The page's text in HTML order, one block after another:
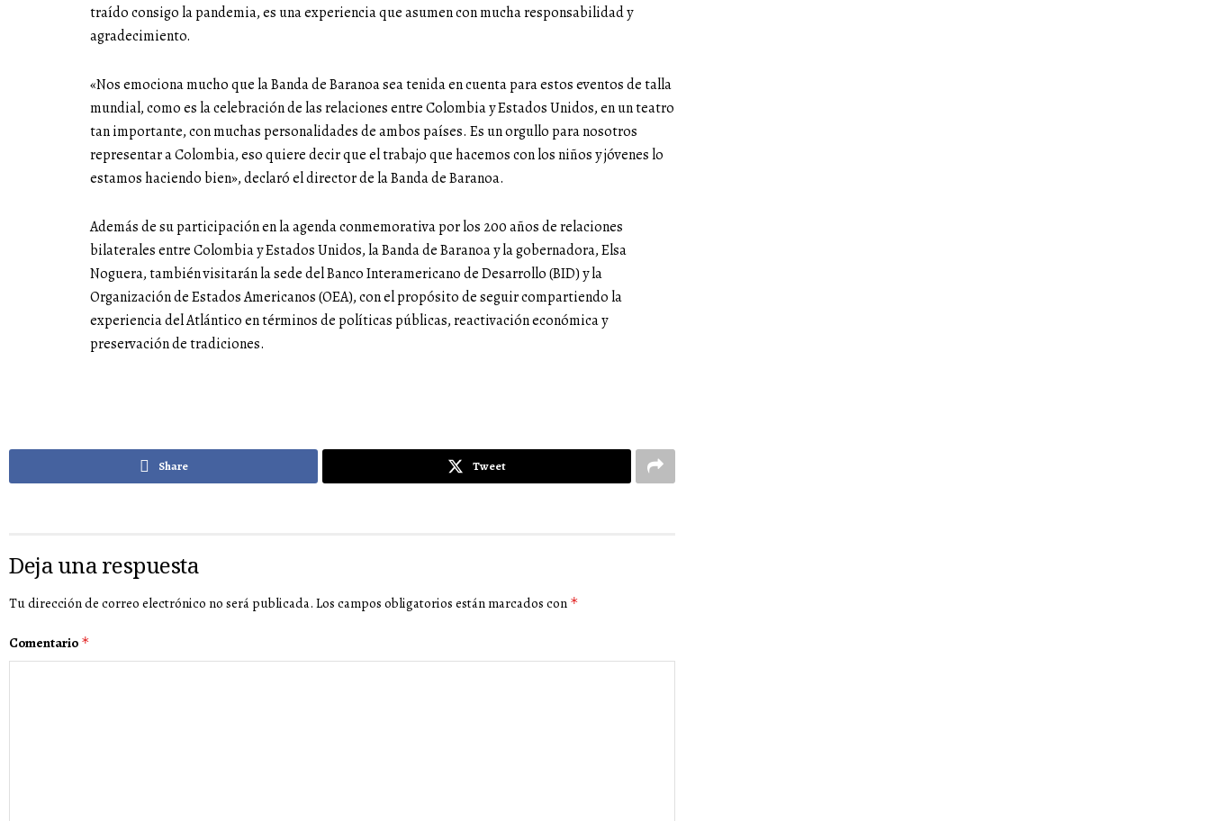
traído consigo la pandemia, es una experiencia que asumen con mucha responsabilidad y
agradecimiento.
«Nos emociona mucho que la Banda de Baranoa sea tenida en cuenta para estos eventos de talla
mundial, como es la celebración de las relaciones entre Colombia y Estados Unidos, en un teatro
tan importante, con muchas personalidades de ambos países. Es un orgullo para nosotros
representar a Colombia, eso quiere decir que el trabajo que hacemos con los niños y jóvenes lo
estamos haciendo bien», declaró el director de la Banda de Baranoa.
Además de su participación en la agenda conmemorativa por los 200 años de relaciones
bilaterales entre Colombia y Estados Unidos, la Banda de Baranoa y la gobernadora, Elsa
Noguera, también visitarán la sede del Banco Interamericano de Desarrollo (BID) y la
Organización de Estados Americanos (OEA), con el propósito de seguir compartiendo la
experiencia del Atlántico en términos de políticas públicas, reactivación económica y
preservación de tradiciones.
Share Tweet
Deja una respuesta
Tu dirección de correo electrónico no será publicada. Los campos obligatorios están marcados con *
Comentario *